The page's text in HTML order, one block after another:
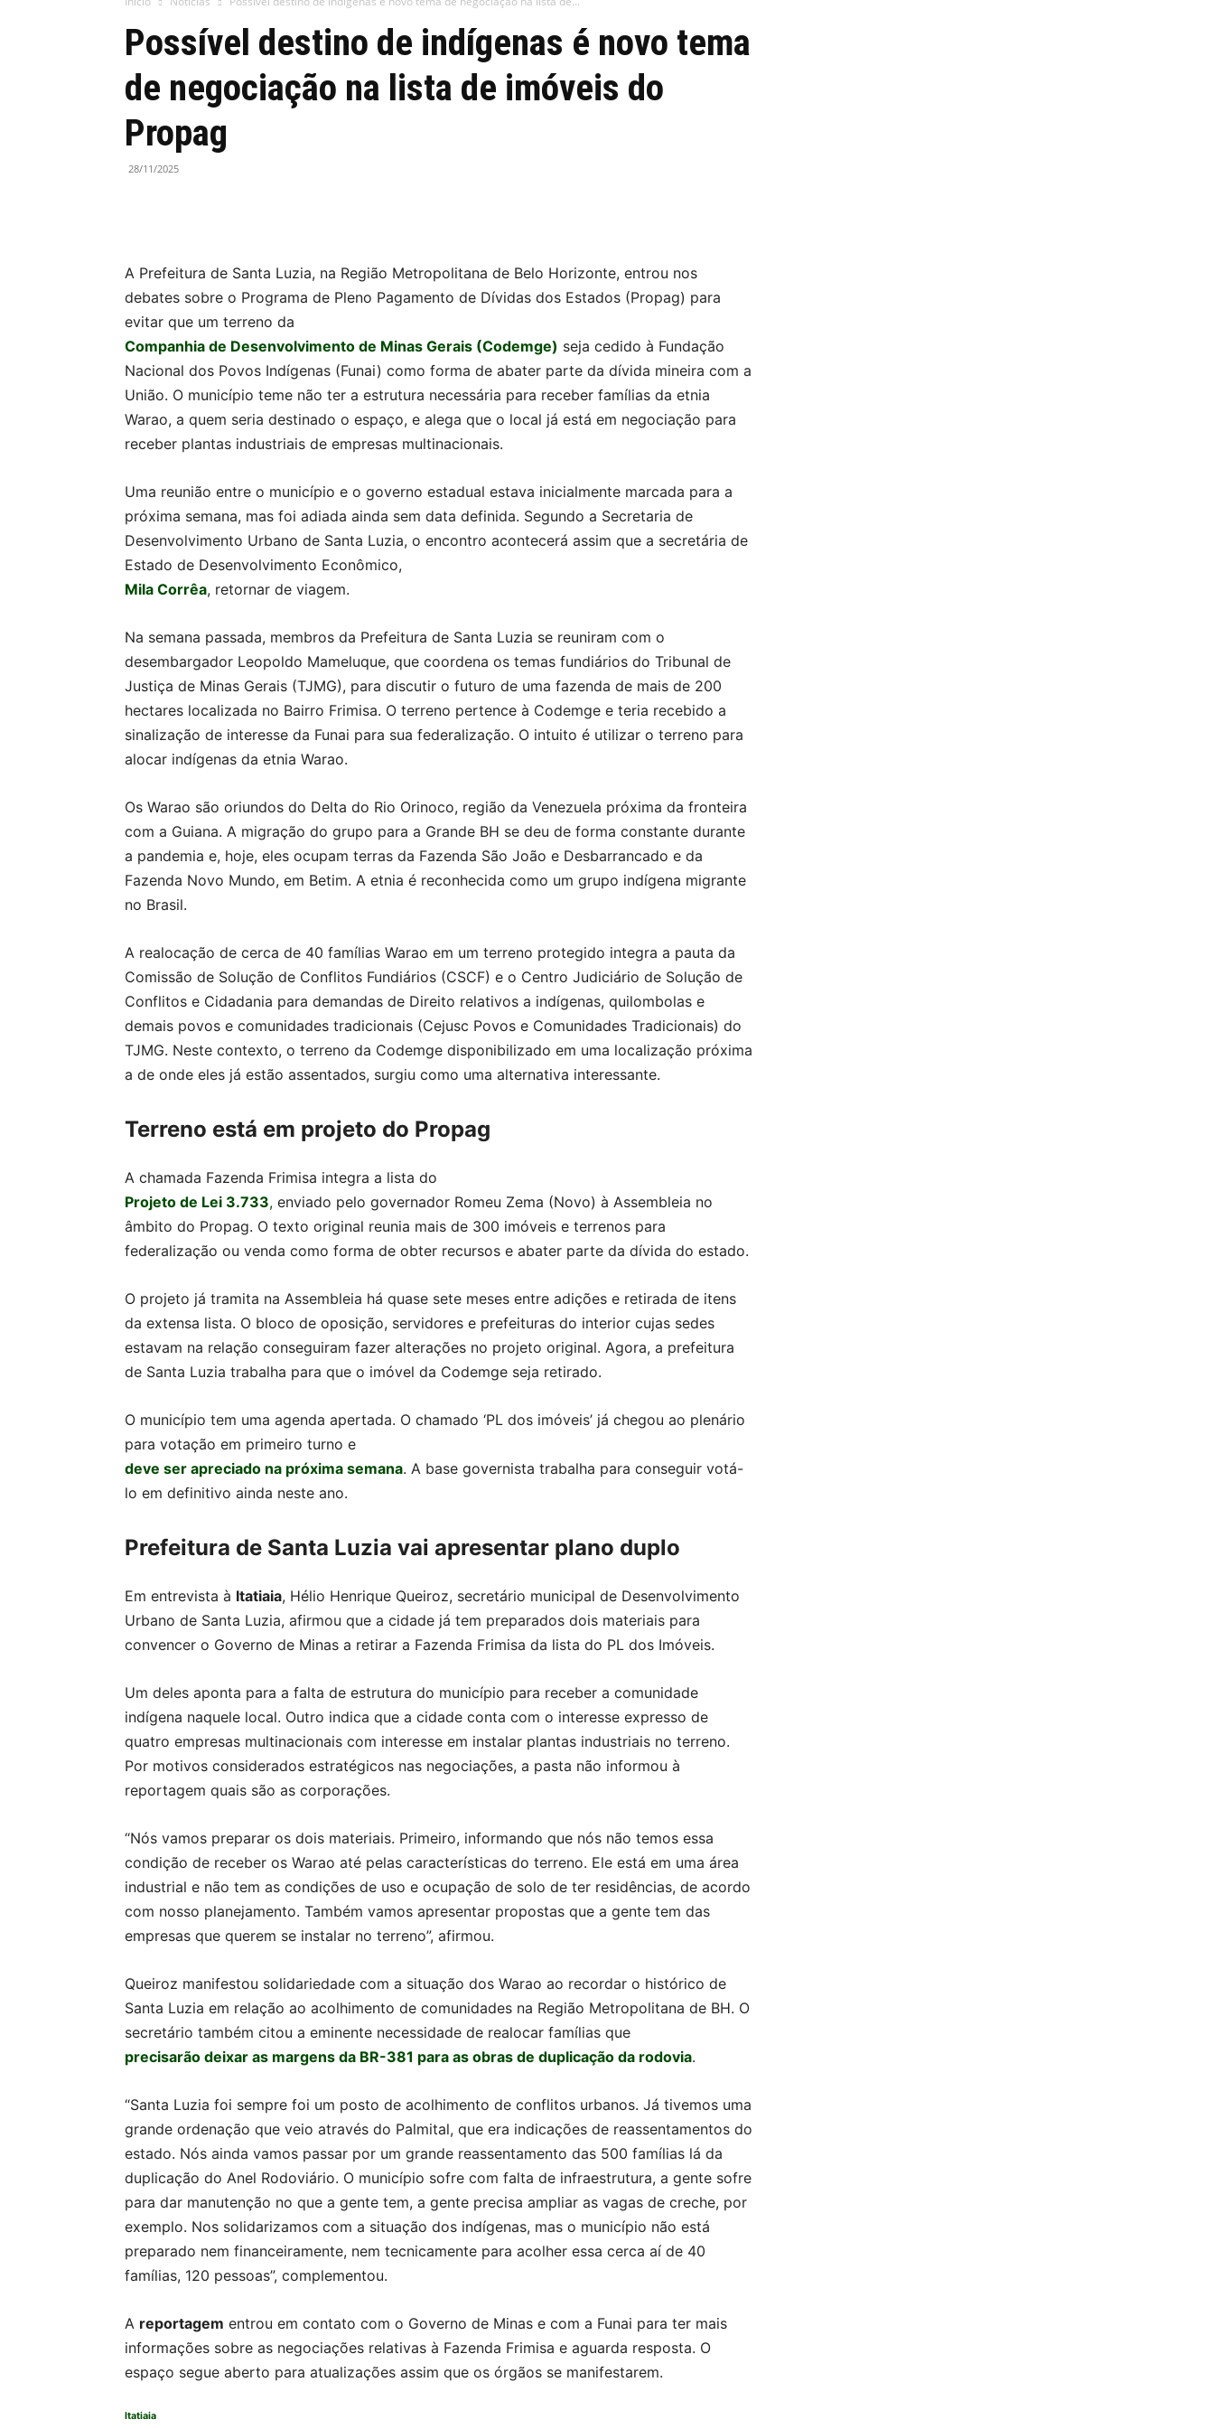
Possível destino de indígenas é novo tema
de negociação na lista de imóveis do
Propag
28/11/2025
A Prefeitura de Santa Luzia, na Região Metropolitana de Belo Horizonte, entrou nos
debates sobre o Programa de Pleno Pagamento de Dívidas dos Estados (Propag) para
evitar que um terreno da
Companhia de Desenvolvimento de Minas Gerais (Codemge) seja cedido à Fundação
Nacional dos Povos Indígenas (Funai) como forma de abater parte da dívida mineira com a
União. O município teme não ter a estrutura necessária para receber famílias da etnia
Warao, a quem seria destinado o espaço, e alega que o local já está em negociação para
receber plantas industriais de empresas multinacionais.
Uma reunião entre o município e o governo estadual estava inicialmente marcada para a
próxima semana, mas foi adiada ainda sem data definida. Segundo a Secretaria de
Desenvolvimento Urbano de Santa Luzia, o encontro acontecerá assim que a secretária de
Estado de Desenvolvimento Econômico,
Mila Corrêa, retornar de viagem.
Na semana passada, membros da Prefeitura de Santa Luzia se reuniram com o
desembargador Leopoldo Mameluque, que coordena os temas fundiários do Tribunal de
Justiça de Minas Gerais (TJMG), para discutir o futuro de uma fazenda de mais de 200
hectares localizada no Bairro Frimisa. O terreno pertence à Codemge e teria recebido a
sinalização de interesse da Funai para sua federalização. O intuito é utilizar o terreno para
alocar indígenas da etnia Warao.
Os Warao são oriundos do Delta do Rio Orinoco, região da Venezuela próxima da fronteira
com a Guiana. A migração do grupo para a Grande BH se deu de forma constante durante
a pandemia e, hoje, eles ocupam terras da Fazenda São João e Desbarrancado e da
Fazenda Novo Mundo, em Betim. A etnia é reconhecida como um grupo indígena migrante
no Brasil.
A realocação de cerca de 40 famílias Warao em um terreno protegido integra a pauta da
Comissão de Solução de Conflitos Fundiários (CSCF) e o Centro Judiciário de Solução de
Conflitos e Cidadania para demandas de Direito relativos a indígenas, quilombolas e
demais povos e comunidades tradicionais (Cejusc Povos e Comunidades Tradicionais) do
TJMG. Neste contexto, o terreno da Codemge disponibilizado em uma localização próxima
a de onde eles já estão assentados, surgiu como uma alternativa interessante.
Terreno está em projeto do Propag
A chamada Fazenda Frimisa integra a lista do
Projeto de Lei 3.733, enviado pelo governador Romeu Zema (Novo) à Assembleia no
âmbito do Propag. O texto original reunia mais de 300 imóveis e terrenos para
federalização ou venda como forma de obter recursos e abater parte da dívida do estado.
O projeto já tramita na Assembleia há quase sete meses entre adições e retirada de itens
da extensa lista. O bloco de oposição, servidores e prefeituras do interior cujas sedes
estavam na relação conseguiram fazer alterações no projeto original. Agora, a prefeitura
de Santa Luzia trabalha para que o imóvel da Codemge seja retirado.
O município tem uma agenda apertada. O chamado ‘PL dos imóveis’ já chegou ao plenário
para votação em primeiro turno e
deve ser apreciado na próxima semana. A base governista trabalha para conseguir votá-
lo em definitivo ainda neste ano.
Prefeitura de Santa Luzia vai apresentar plano duplo
Em entrevista à Itatiaia, Hélio Henrique Queiroz, secretário municipal de Desenvolvimento
Urbano de Santa Luzia, afirmou que a cidade já tem preparados dois materiais para
convencer o Governo de Minas a retirar a Fazenda Frimisa da lista do PL dos Imóveis.
Um deles aponta para a falta de estrutura do município para receber a comunidade
indígena naquele local. Outro indica que a cidade conta com o interesse expresso de
quatro empresas multinacionais com interesse em instalar plantas industriais no terreno.
Por motivos considerados estratégicos nas negociações, a pasta não informou à
reportagem quais são as corporações.
“Nós vamos preparar os dois materiais. Primeiro, informando que nós não temos essa
condição de receber os Warao até pelas características do terreno. Ele está em uma área
industrial e não tem as condições de uso e ocupação de solo de ter residências, de acordo
com nosso planejamento. Também vamos apresentar propostas que a gente tem das
empresas que querem se instalar no terreno”, afirmou.
Queiroz manifestou solidariedade com a situação dos Warao ao recordar o histórico de
Santa Luzia em relação ao acolhimento de comunidades na Região Metropolitana de BH. O
secretário também citou a eminente necessidade de realocar famílias que
precisarão deixar as margens da BR-381 para as obras de duplicação da rodovia.
“Santa Luzia foi sempre foi um posto de acolhimento de conflitos urbanos. Já tivemos uma
grande ordenação que veio através do Palmital, que era indicações de reassentamentos do
estado. Nós ainda vamos passar por um grande reassentamento das 500 famílias lá da
duplicação do Anel Rodoviário. O município sofre com falta de infraestrutura, a gente sofre
para dar manutenção no que a gente tem, a gente precisa ampliar as vagas de creche, por
exemplo. Nos solidarizamos com a situação dos indígenas, mas o município não está
preparado nem financeiramente, nem tecnicamente para acolher essa cerca aí de 40
famílias, 120 pessoas”, complementou.
A reportagem entrou em contato com o Governo de Minas e com a Funai para ter mais
informações sobre as negociações relativas à Fazenda Frimisa e aguarda resposta. O
espaço segue aberto para atualizações assim que os órgãos se manifestarem.
Itatiaia